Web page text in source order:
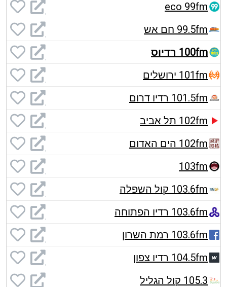
eco 99fm
99.5fm חם אש
100fm רדיוס
101fm ירושלים
101.5fm רדיו דרום
102fm תל אביב
102fm הים האדום
103fm
103.6fm קול השפלה
103.6fm רדיו הפתוחה
103.6fm רמת השרון
104.5fm רדיו צפון
105.3 קול הגליל